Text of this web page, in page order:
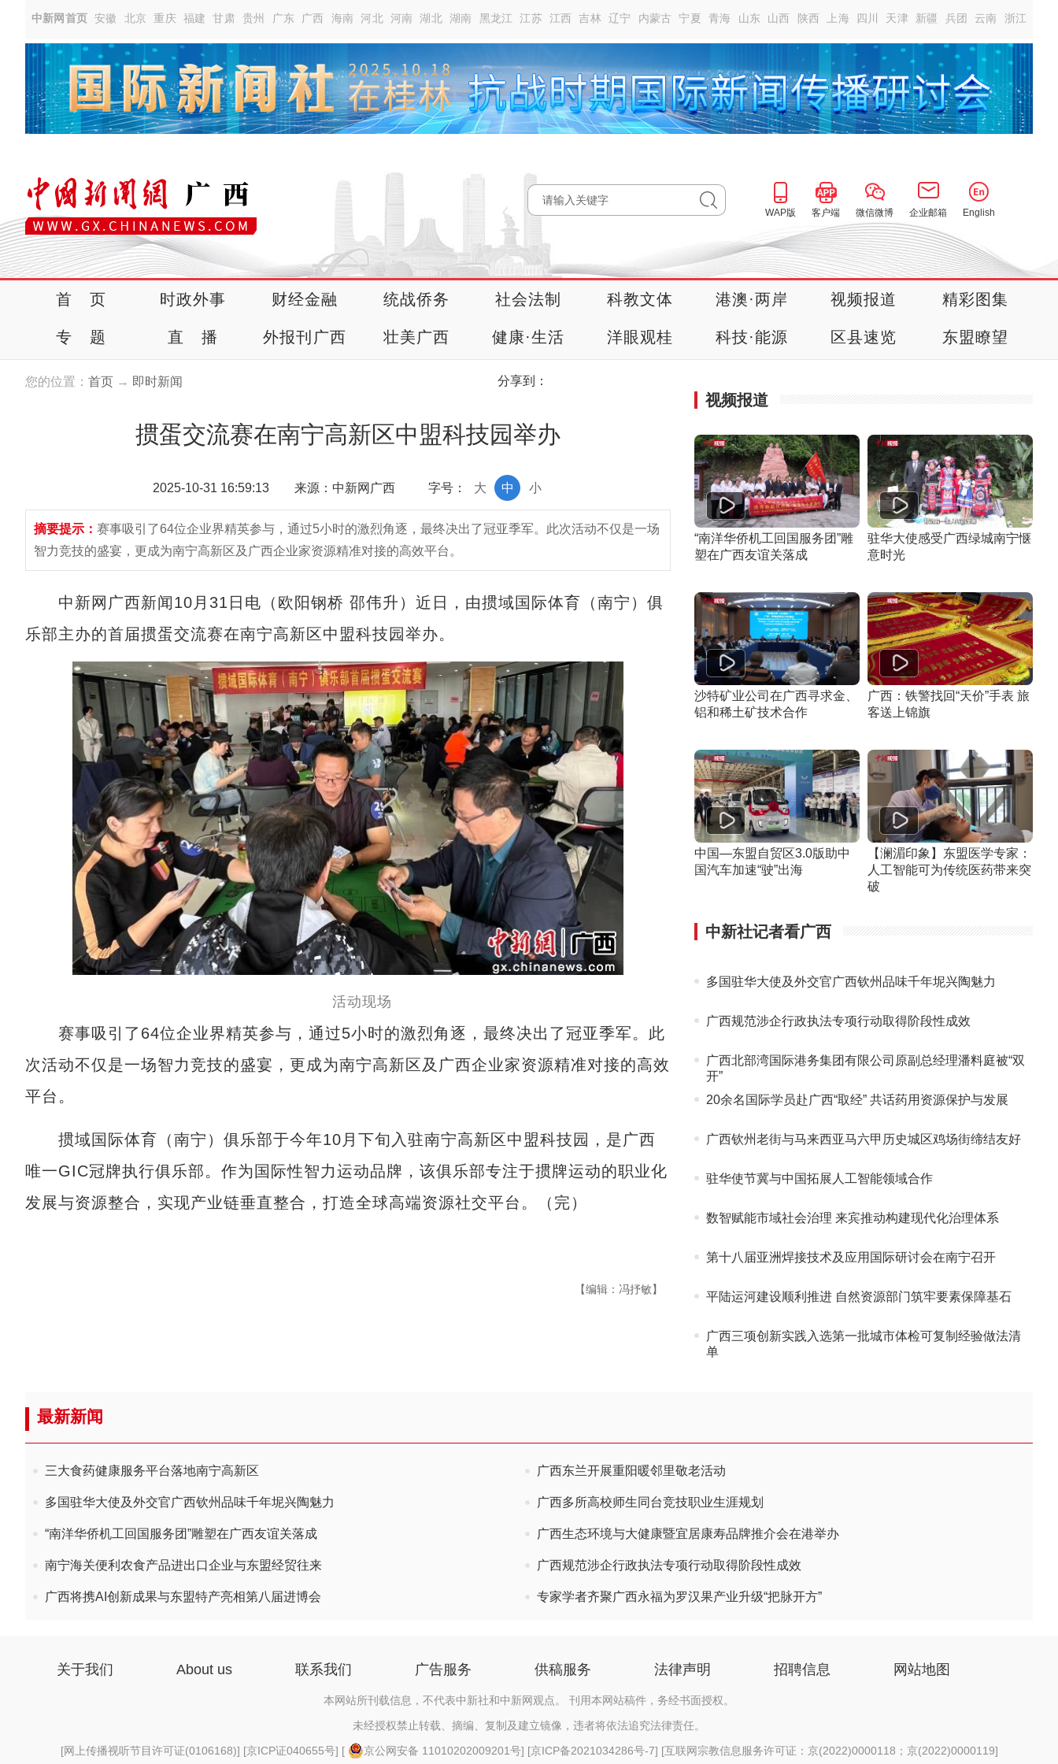
中新网首页 安徽 北京 重庆 福建 甘肃 贵州 广东 广西 海南 河北 河南 湖北 湖南 黑龙江 江苏 江西 吉林 辽宁 内蒙古 宁夏 青海 山东 山西 陕西 上海 四川 天津 新疆 兵团 云南 浙江
WAP版 客户端 微信微博 企业邮箱 English
首 页 时政外事 财经金融 统战侨务 社会法制 科教文体 港澳·两岸 视频报道 精彩图集
专 题 直 播 外报刊广西 壮美广西 健康·生活 洋眼观桂 科技·能源 区县速览 东盟瞭望
您的位置： 首页 → 即时新闻 分享到：
掼蛋交流赛在南宁高新区中盟科技园举办
2025-10-31 16:59:13 来源：中新网广西 字号： 小
中
大
摘要提示： 赛事吸引了64位企业界精英参与，通过5小时的激烈角逐，最终决出了冠亚季军。此次活动不仅是一场
智力竞技的盛宴，更成为南宁高新区及广西企业家资源精准对接的高效平台。
中新网广西新闻10月31日电（欧阳钢桥 邵伟升）近日，由掼域国际体育（南宁）俱
乐部主办的首届掼蛋交流赛在南宁高新区中盟科技园举办。
活动现场
赛事吸引了64位企业界精英参与，通过5小时的激烈角逐，最终决出了冠亚季军。此
次活动不仅是一场智力竞技的盛宴，更成为南宁高新区及广西企业家资源精准对接的高效
平台。
掼域国际体育（南宁）俱乐部于今年10月下旬入驻南宁高新区中盟科技园，是广西
唯一GIC冠牌执行俱乐部。作为国际性智力运动品牌，该俱乐部专注于掼牌运动的职业化
发展与资源整合，实现产业链垂直整合，打造全球高端资源社交平台。（完）
【编辑：冯抒敏】
视频报道
“南洋华侨机工回国服务团”雕
塑在广西友谊关落成
驻华大使感受广西绿城南宁惬
意时光
沙特矿业公司在广西寻求金、
铝和稀土矿技术合作
广西：铁警找回“天价”手表 旅
客送上锦旗
中国—东盟自贸区3.0版助中
国汽车加速“驶”出海
【澜湄印象】东盟医学专家：
人工智能可为传统医药带来突
破
中新社记者看广西
多国驻华大使及外交官广西钦州品味千年坭兴陶魅力
广西规范涉企行政执法专项行动取得阶段性成效
广西北部湾国际港务集团有限公司原副总经理潘料庭被“双
开”
20余名国际学员赴广西“取经” 共话药用资源保护与发展
广西钦州老街与马来西亚马六甲历史城区鸡场街缔结友好
驻华使节冀与中国拓展人工智能领域合作
数智赋能市域社会治理 来宾推动构建现代化治理体系
第十八届亚洲焊接技术及应用国际研讨会在南宁召开
平陆运河建设顺利推进 自然资源部门筑牢要素保障基石
广西三项创新实践入选第一批城市体检可复制经验做法清
单
最新新闻
三大食药健康服务平台落地南宁高新区 广西东兰开展重阳暖邻里敬老活动
多国驻华大使及外交官广西钦州品味千年坭兴陶魅力 广西多所高校师生同台竞技职业生涯规划
“南洋华侨机工回国服务团”雕塑在广西友谊关落成 广西生态环境与大健康暨宜居康寿品牌推介会在港举办
南宁海关便利农食产品进出口企业与东盟经贸往来 广西规范涉企行政执法专项行动取得阶段性成效
广西将携AI创新成果与东盟特产亮相第八届进博会 专家学者齐聚广西永福为罗汉果产业升级“把脉开方”
关于我们 About us 联系我们 广告服务 供稿服务 法律声明 招聘信息 网站地图
本网站所刊载信息，不代表中新社和中新网观点。 刊用本网站稿件，务经书面授权。
未经授权禁止转载、摘编、复制及建立镜像，违者将依法追究法律责任。
[网上传播视听节目许可证(0106168)] [京ICP证040655号] [ 京公网安备 11010202009201号] [京ICP备2021034286号-7] [互联网宗教信息服务许可证：京(2022)0000118；京(2022)0000119]